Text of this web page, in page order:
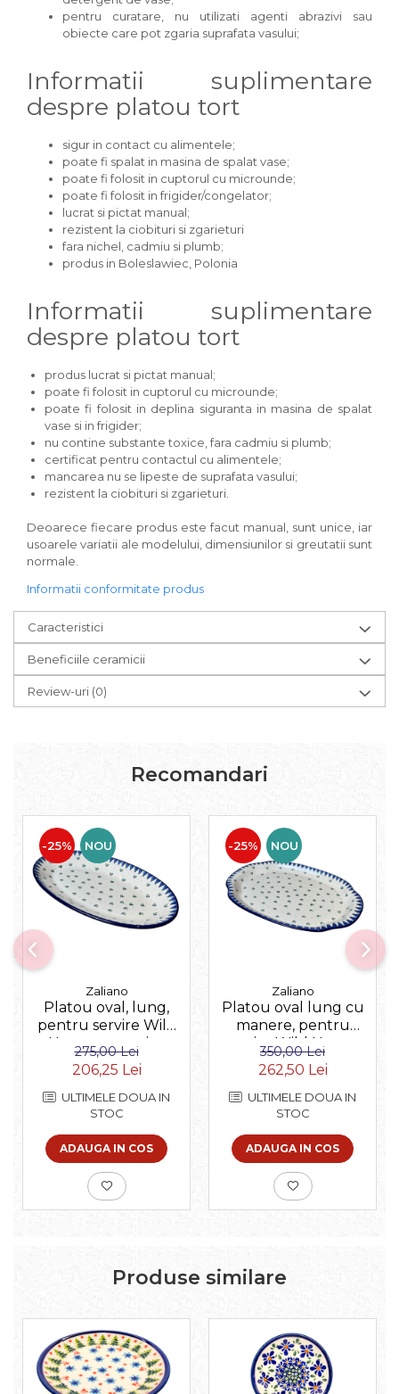
pentru curatare, nu utilizati agenti abrazivi sau
obiecte care pot zgaria suprafata vasului;
Informatii suplimentare
despre platou tort
sigur in contact cu alimentele;
poate fi spalat in masina de spalat vase;
poate fi folosit in cuptorul cu microunde;
poate fi folosit in frigider/congelator;
lucrat si pictat manual;
rezistent la ciobituri si zgarieturi
fara nichel, cadmiu si plumb;
produs in Boleslawiec, Polonia
Informatii suplimentare
despre platou tort
produs lucrat si pictat manual;
poate fi folosit in cuptorul cu microunde;
poate fi folosit in deplina siguranta in masina de spalat
vase si in frigider;
nu contine substante toxice, fara cadmiu si plumb;
certificat pentru contactul cu alimentele;
mancarea nu se lipeste de suprafata vasului;
rezistent la ciobituri si zgarieturi.
Deoarece fiecare produs este facut manual, sunt unice, iar
usoarele variatii ale modelului, dimensiunilor si greutatii sunt
normale.
Informatii conformitate produs
Caracteristici
Beneficiile ceramicii
Review-uri (0)
Recomandari
-25% NOU
Zaliano
Platou oval, lung,
pentru servire Wild
Hearts, ceramica
smaltuita, pictat
manual, 22,0 x 37,5
cm
275,00 Lei
206,25 Lei
ULTIMELE DOUA IN
STOC
ADAUGA IN COS
-25% NOU
Zaliano
Platou oval lung cu
manere, pentru
servire Wild Hearts,
ceramica smaltuita,
pictat manual, 27,0 x
39,0 cm
350,00 Lei
262,50 Lei
ULTIMELE DOUA IN
STOC
ADAUGA IN COS
Produse similare